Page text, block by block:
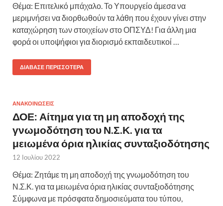
Θέμα: Επιτελικό μπάχαλο. Το Υπουργείο άμεσα να
μεριμνήσει να διορθωθούν τα λάθη που έχουν γίνει στην
καταχώρηση των στοιχείων στο ΟΠΣΥΔ! Για άλλη μια
φορά οι υποψήφιοι για διορισμό εκπαιδευτικοί …
ΔΙΆΒΑΣΕ ΠΕΡΙΣΣΌΤΕΡΑ
ΑΝΑΚΟΙΝΩΣΕΙΣ
ΔΟΕ: Αίτημα για τη μη αποδοχή της
γνωμοδότηση του Ν.Σ.Κ. για τα
μειωμένα όρια ηλικίας συνταξιοδότησης
12 Ιουλίου 2022
Θέμα: Ζητάμε τη μη αποδοχή της γνωμοδότηση του
Ν.Σ.Κ. για τα μειωμένα όρια ηλικίας συνταξιοδότησης
Σύμφωνα με πρόσφατα δημοσιεύματα του τύπου,